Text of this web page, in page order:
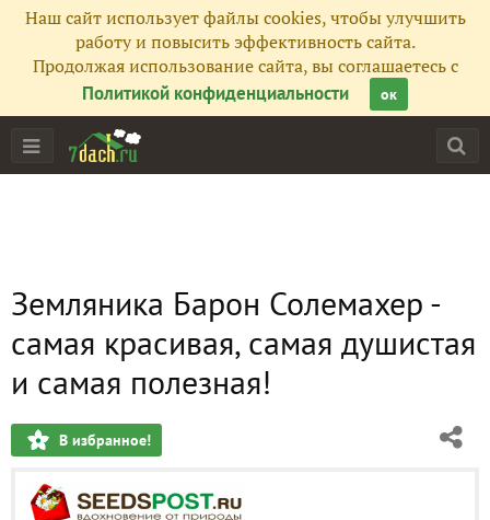
Наш сайт использует файлы cookies, чтобы улучшить
работу и повысить эффективность сайта.
Продолжая использование сайта, вы соглашаетесь с
Политикой конфиденциальности
ок
Земляника Барон Солемахер -
самая красивая, самая душистая
и самая полезная!
В избранное!